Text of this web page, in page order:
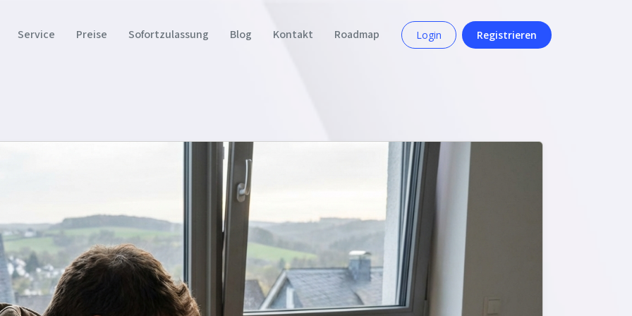
Service Preise Sofortzulassung Blog Kontakt Roadmap Login Registrieren